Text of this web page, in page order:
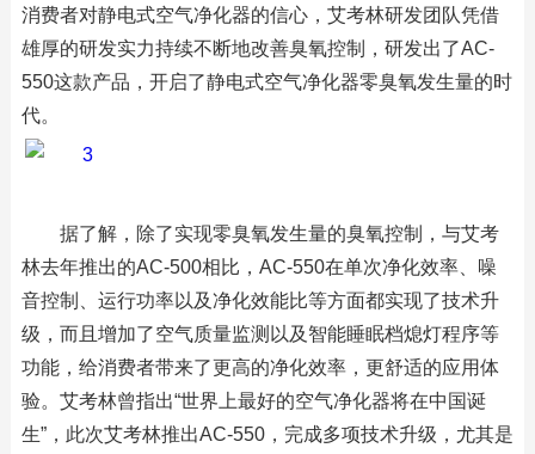
消费者对静电式空气净化器的信心，艾考林研发团队凭借
雄厚的研发实力持续不断地改善臭氧控制，研发出了AC-
550这款产品，开启了静电式空气净化器零臭氧发生量的时
代。
据了解，除了实现零臭氧发生量的臭氧控制，与艾考
林去年推出的AC-500相比，AC-550在单次净化效率、噪
音控制、运行功率以及净化效能比等方面都实现了技术升
级，而且增加了空气质量监测以及智能睡眠档熄灯程序等
功能，给消费者带来了更高的净化效率，更舒适的应用体
验。艾考林曾指出“世界上最好的空气净化器将在中国诞
生”，此次艾考林推出AC-550，完成多项技术升级，尤其是